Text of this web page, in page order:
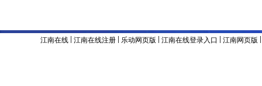
江南在线 | 江南在线注册| 乐动网页版 | 江南在线登录入口 | 江南网页版